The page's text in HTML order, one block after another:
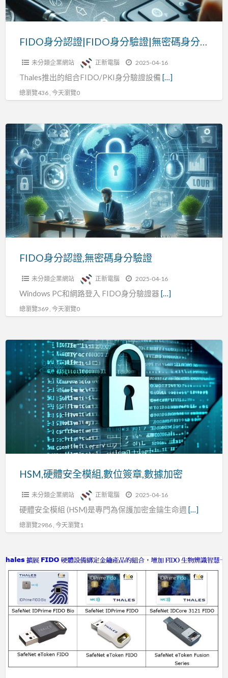
驗
證|
新
電
腦
FIDO身分認證|FIDO身分驗證|無密碼身分識別|正新電腦
未分類企業網站 正新電腦 2025-04-16
Thales推出的組合FIDO/PKI身分驗證設備 […]
總瀏覽436 , 今天瀏覽0
FIDO
身
分
認
證,
無
密
碼
身
FIDO身分認證,無密碼身分驗證
未分類企業網站 正新電腦 2025-04-16
Windows PC和網路登入 FIDO身分驗證器 […]
總瀏覽369 , 今天瀏覽0
HSM,
體
安
全
位
HSM,硬體安全模組,數位簽章,數據加密
未分類企業網站 正新電腦 2025-04-16
硬體安全模組 (HSM)是專門為保護加密金鑰生命週 […]
總瀏覽2986 , 今天瀏覽1
FIDO
認
證,